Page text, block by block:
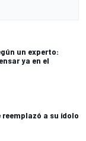
un experto:
ya en el
a su ídolo